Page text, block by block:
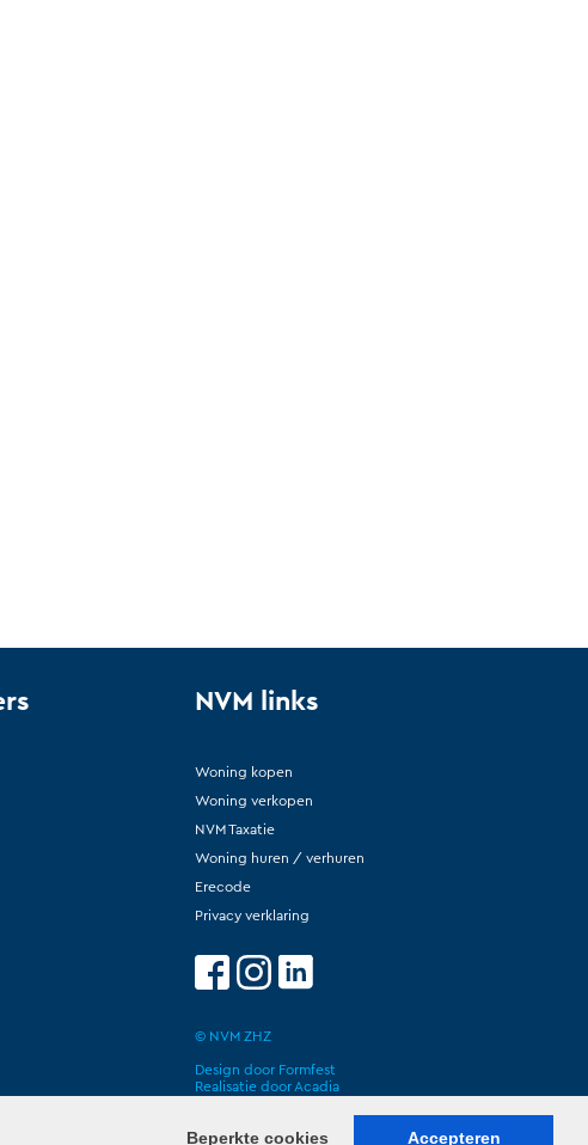
Beperkte cookies Accepteren
NVM links
Woning kopen
Woning verkopen
NVM Taxatie
Woning huren / verhuren
Erecode
Privacy verklaring
© NVM ZHZ
Design door Formfest
Realisatie door Acadia